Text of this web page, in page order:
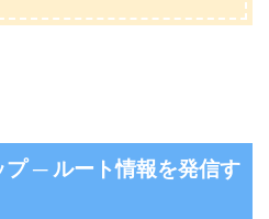
─ ルート情報を発信す